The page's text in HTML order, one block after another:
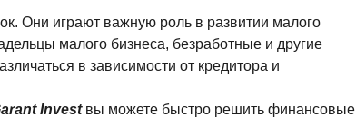
Они играют важную роль в развитии малого
малого бизнеса, безработные и другие
в зависимости от кредитора и
Investвы можете быстро решить финансовые